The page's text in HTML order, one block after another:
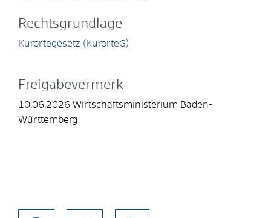
Rechtsgrundlage
Kurortegesetz (KurorteG)
Freigabevermerk
10.06.2026 Wirtschaftsministerium Baden-
Württemberg